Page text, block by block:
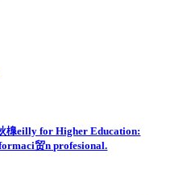
橰eilly for Higher Education:
贸n profesional.